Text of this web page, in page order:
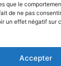
que le
de ne pas
un effet négatif sur
Accepter
h
e
s